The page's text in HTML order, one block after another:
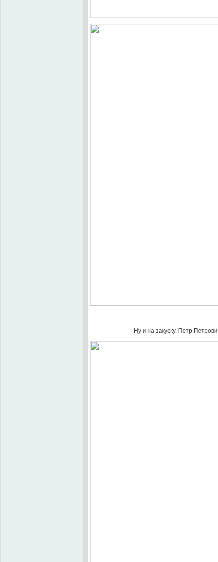
Ну и на закуску. Петр